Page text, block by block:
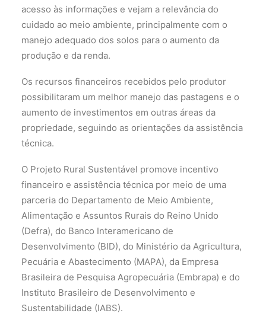
acesso às informações e vejam a relevância do
cuidado ao meio ambiente, principalmente com o
manejo adequado dos solos para o aumento da
produção e da renda.
Os recursos financeiros recebidos pelo produtor
possibilitaram um melhor manejo das pastagens e o
aumento de investimentos em outras áreas da
propriedade, seguindo as orientações da assistência
técnica.
O Projeto Rural Sustentável promove incentivo
financeiro e assistência técnica por meio de uma
parceria do Departamento de Meio Ambiente,
Alimentação e Assuntos Rurais do Reino Unido
(Defra), do Banco Interamericano de
Desenvolvimento (BID), do Ministério da Agricultura,
Pecuária e Abastecimento (MAPA), da Empresa
Brasileira de Pesquisa Agropecuária (Embrapa) e do
Instituto Brasileiro de Desenvolvimento e
Sustentabilidade (IABS).